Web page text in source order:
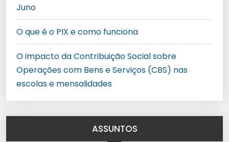
Juno
O que é o PIX e como funciona
O impacto da Contribuição Social sobre
Operações com Bens e Serviços (CBS) nas
escolas e mensalidades
ASSUNTOS